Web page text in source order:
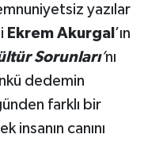
yazılar
Ekrem Akurgal ’ın
Sorunları’nı
dedemin
farklı bir
insanın canını